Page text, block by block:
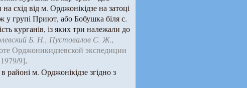
схід від м. Орджонікідзе на затоці
у групі Приют, або Бобушка біля с.
курганів, із яких три належали до
Б. Н., Пустовалов С. Ж.,
Орджоникидзевской экспедиции
9].
м. Орджонікідзе згідно з